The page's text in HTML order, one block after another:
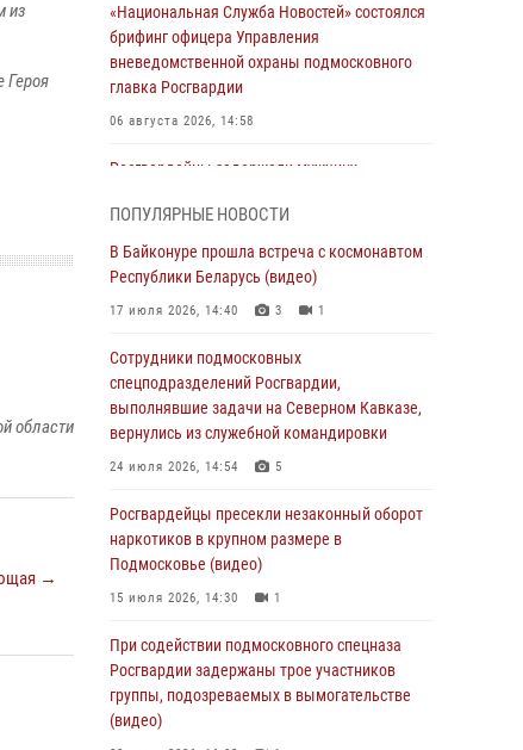
из
Героя
области
→
«Национальная Служба Новостей» состоялся
брифинг офицера Управления
вневедомственной охраны подмосковного
главка Росгвардии
06 августа 2026, 14:58
Росгвардейцы задержали мужчину,
(видео)
06 августа 2026, 14:35 1
Росгвардейцы провели «Урок безопасности»
05 августа 2026, 15:52 4
При содействии подмосковного спецназа
Росгвардии задержаны подозреваемые в
организации незаконной миграции и
(видео)
05 августа 2026, 15:48 1
отработали навыки огневой подготовки на
комплексных учениях
04 августа 2026, 12:21 4
ПОПУЛЯРНЫЕ НОВОСТИ
В Байконуре прошла встреча с космонавтом
Республики Беларусь (видео)
17 июля 2026, 14:40 3 1
Сотрудники подмосковных
спецподразделений Росгвардии,
выполнявшие задачи на Северном Кавказе,
вернулись из служебной командировки
24 июля 2026, 14:54 5
Росгвардейцы пресекли незаконный оборот
наркотиков в крупном размере в
Подмосковье (видео)
15 июля 2026, 14:30 1
При содействии подмосковного спецназа
Росгвардии задержаны трое участников
группы, подозреваемых в вымогательстве
(видео)